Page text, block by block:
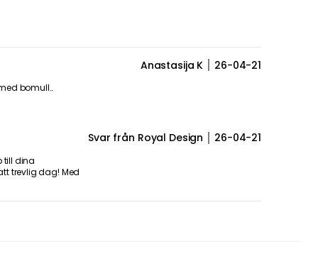
Anastasija K 26-04-21
bomull..
Svar från Royal Design 26-04-21
till dina
trevlig dag! Med